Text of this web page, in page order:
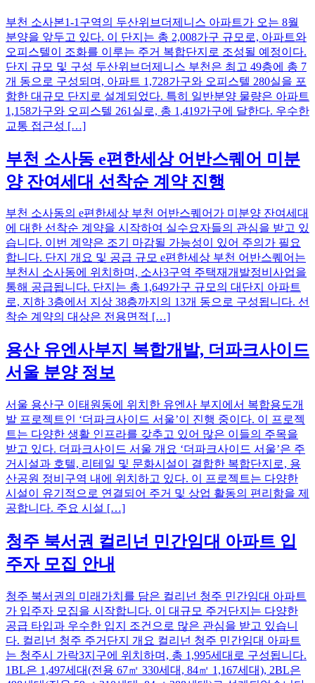
부천 소사본1-1구역의 두산위브더제니스 아파트가 오는 8월
분양을 앞두고 있다. 이 단지는 총 2,008가구 규모로, 아파트와
오피스텔이 조화를 이루는 주거 복합단지로 조성될 예정이다.
단지 규모 및 구성 두산위브더제니스 부천은 최고 49층에 총 7
개 동으로 구성되며, 아파트 1,728가구와 오피스텔 280실을 포
함한 대규모 단지로 설계되었다. 특히 일반분양 물량은 아파트
1,158가구와 오피스텔 261실로, 총 1,419가구에 달한다. 우수한
교통 접근성 […]
부천 소사동 e편한세상 어반스퀘어 미분
양 잔여세대 선착순 계약 진행
부천 소사동의 e편한세상 부천 어반스퀘어가 미분양 잔여세대
에 대한 선착순 계약을 시작하여 실수요자들의 관심을 받고 있
습니다. 이번 계약은 조기 마감될 가능성이 있어 주의가 필요
합니다. 단지 개요 및 공급 규모 e편한세상 부천 어반스퀘어는
부천시 소사동에 위치하며, 소사3구역 주택재개발정비사업을
통해 공급됩니다. 단지는 총 1,649가구 규모의 대단지 아파트
로, 지하 3층에서 지상 38층까지의 13개 동으로 구성됩니다. 선
착순 계약의 대상은 전용면적 […]
용산 유엔사부지 복합개발, 더파크사이드
서울 분양 정보
서울 용산구 이태원동에 위치한 유엔사 부지에서 복합용도개
발 프로젝트인 ‘더파크사이드 서울’이 진행 중이다. 이 프로젝
트는 다양한 생활 인프라를 갖추고 있어 많은 이들의 주목을
받고 있다. 더파크사이드 서울 개요 ‘더파크사이드 서울’은 주
거시설과 호텔, 리테일 및 문화시설이 결합한 복합단지로, 용
산공원 정비구역 내에 위치하고 있다. 이 프로젝트는 다양한
시설이 유기적으로 연결되어 주거 및 상업 활동의 편리함을 제
공합니다. 주요 시설 […]
청주 북서권 컬리넌 민간임대 아파트 입
주자 모집 안내
청주 북서권의 미래가치를 담은 컬리넌 청주 민간임대 아파트
가 입주자 모집을 시작합니다. 이 대규모 주거단지는 다양한
공급 타입과 우수한 입지 조건으로 많은 관심을 받고 있습니
다. 컬리넌 청주 주거단지 개요 컬리넌 청주 민간임대 아파트
는 청주시 가락3지구에 위치하며, 총 1,995세대로 구성됩니다.
1BL은 1,497세대(전용 67㎡ 330세대, 84㎡ 1,167세대), 2BL은